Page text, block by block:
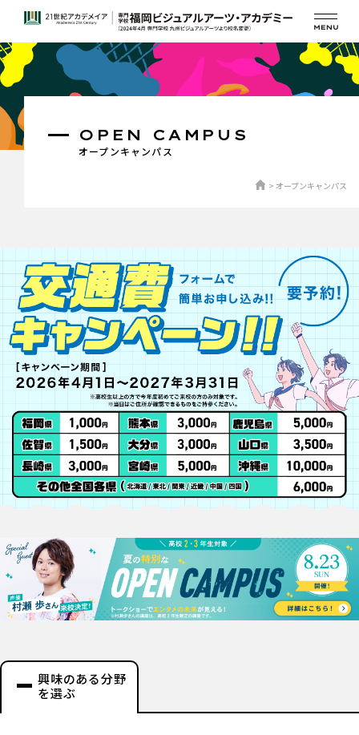
オープンキャンパス
OPEN CAMPUS
オープンキャンパス
興味のある分野
を選ぶ